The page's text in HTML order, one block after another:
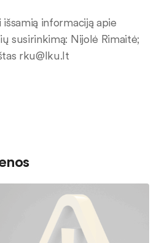
informaciją apie
susirinkimą: Nijolė Rimaitė;
rku@lku.lt